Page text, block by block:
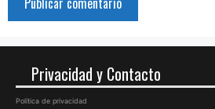
Privacidad y Contacto
Política de privacidad